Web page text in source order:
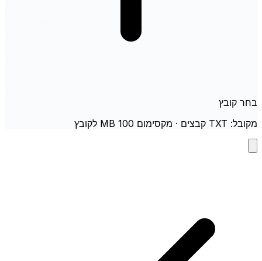
בחר קובץ
מקובל: TXT קבצים · מקסימום 100 MB לקובץ